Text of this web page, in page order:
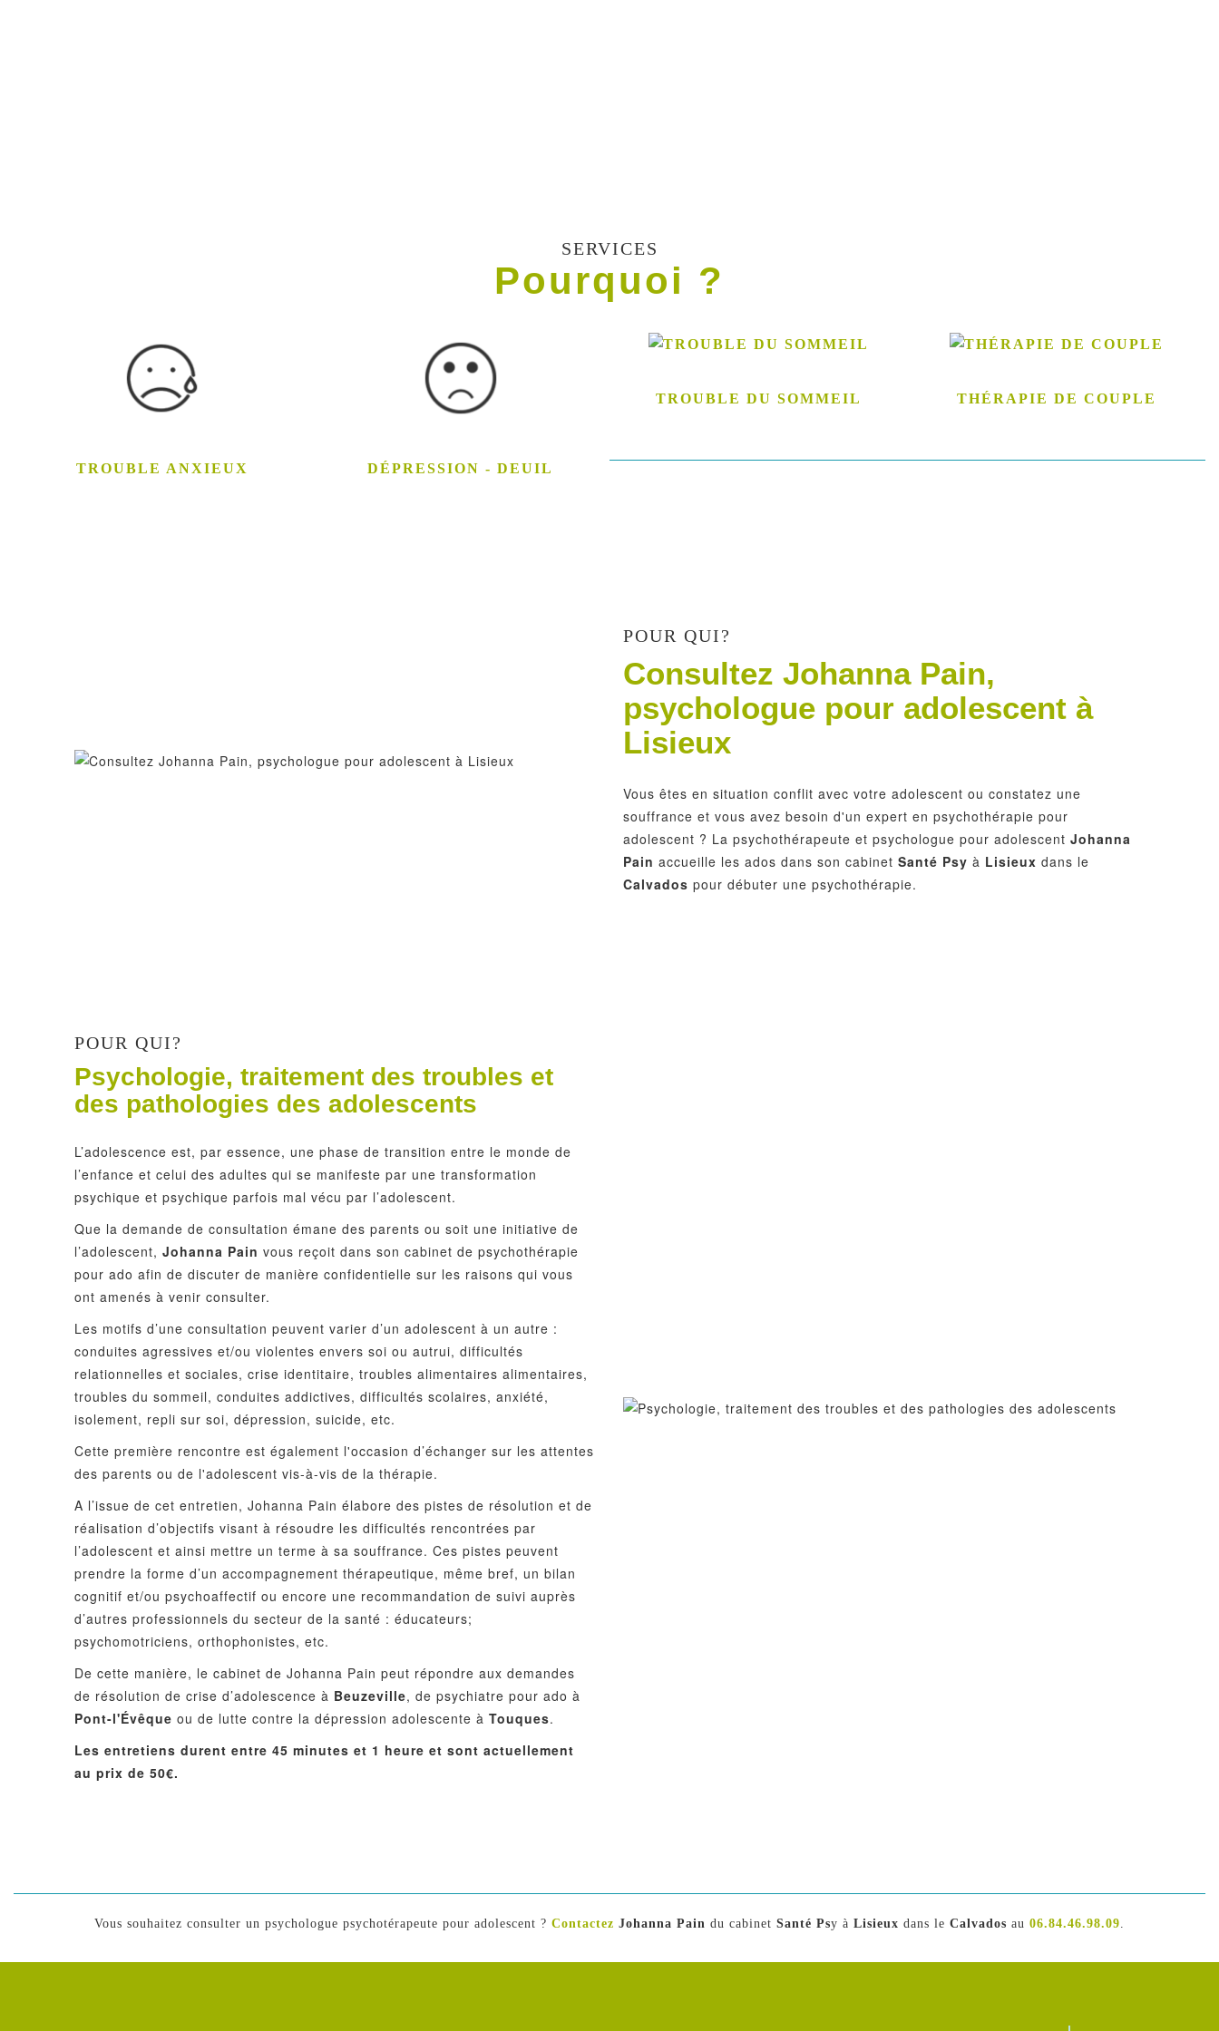
SERVICES
Pourquoi ?
TROUBLE ANXIEUX DÉPRESSION - DEUIL
TROUBLE DU SOMMEIL THÉRAPIE DE COUPLE
POUR QUI?
Consultez Johanna Pain,
psychologue pour adolescent à
Lisieux
Vous êtes en situation conflit avec votre adolescent ou constatez une
souffrance et vous avez besoin d'un expert en psychothérapie pour
adolescent ? La psychothérapeute et psychologue pour adolescent Johanna
Pain accueille les ados dans son cabinet Santé Psy à Lisieux dans le
Calvados pour débuter une psychothérapie.
POUR QUI?
Psychologie, traitement des troubles et
des pathologies des adolescents
L’adolescence est, par essence, une phase de transition entre le monde de
l’enfance et celui des adultes qui se manifeste par une transformation
psychique et psychique parfois mal vécu par l’adolescent.
Que la demande de consultation émane des parents ou soit une initiative de
l’adolescent,Johanna Pain vous reçoit dans son cabinet de psychothérapie
pour ado afin de discuter de manière confidentielle sur les raisons qui vous
ont amenés à venir consulter.
Les motifs d’une consultation peuvent varier d’un adolescent à un autre :
conduites agressives et/ou violentes envers soi ou autrui, difficultés
relationnelles et sociales, crise identitaire, troubles alimentaires alimentaires,
troubles du sommeil, conduites addictives, difficultés scolaires, anxiété,
isolement, repli sur soi, dépression, suicide, etc.
Cette première rencontre est également l'occasion d’échanger sur les attentes
des parents ou de l'adolescent vis-à-vis de la thérapie.
A l’issue de cet entretien, Johanna Pain élabore des pistes de résolution et de
réalisation d’objectifs visant à résoudre les difficultés rencontrées par
l’adolescent et ainsi mettre un terme à sa souffrance. Ces pistes peuvent
prendre la forme d’un accompagnement thérapeutique, même bref, un bilan
cognitif et/ou psychoaffectif ou encore une recommandation de suivi auprès
d’autres professionnels du secteur de la santé : éducateurs;
psychomotriciens, orthophonistes, etc.
De cette manière, le cabinet de Johanna Pain peut répondre aux demandes
de résolution de crise d’adolescence à Beuzeville, de psychiatre pour ado à
Pont-l'Évêque ou de lutte contre la dépression adolescente àTouques.
Les entretiens durent entre 45 minutes et 1 heure et sont actuellement
au prix de 50€.
Vous souhaitez consulter un psychologue psychotérapeute pour adolescent ? Contactez Johanna Pain du cabinet Santé Psy à Lisieux dans le Calvados au 06.84.46.98.09.